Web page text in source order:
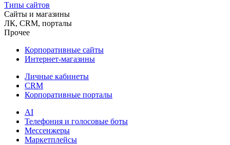
Типы сайтов
Сайты и магазины
ЛК, CRM, порталы
Прочее
Корпоративные сайты
Интернет-магазины
Личные кабинеты
CRM
Корпоративные порталы
AI
Телефония и голосовые боты
Мессенжеры
Маркетплейсы